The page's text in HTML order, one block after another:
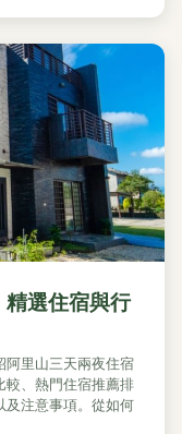
選住宿與行
阿里山三天兩夜住宿
較、熱門住宿推薦排
及注意事項。從如何